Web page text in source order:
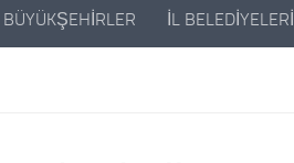
BÜYÜKŞEHİRLER İL BELEDİYELERİ